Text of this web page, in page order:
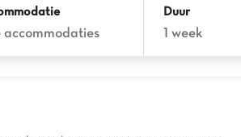
accommodaties
Duur
1 week